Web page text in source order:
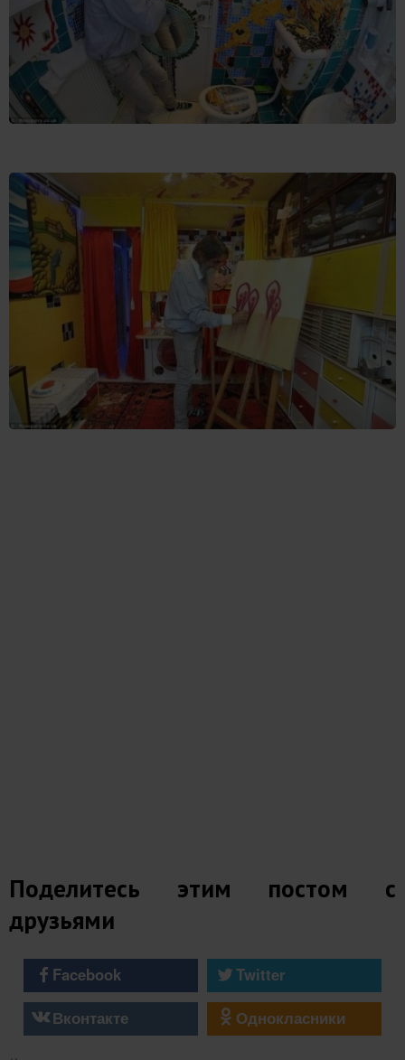
Поделитесь этим постом с
друзьями
Facebook
Twitter
Вконтакте
Однокласники